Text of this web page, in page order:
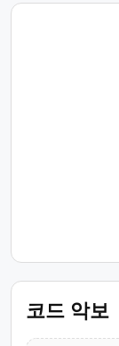
코드 악보